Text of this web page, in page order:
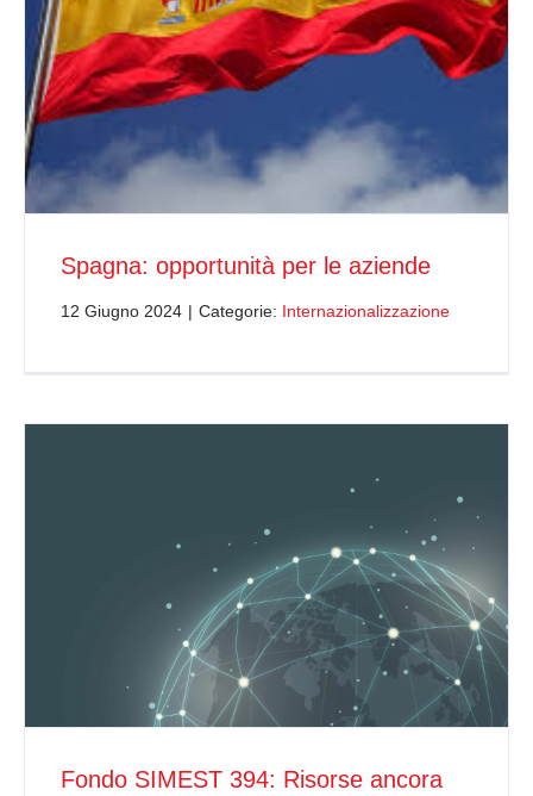
Spagna: opportunità per le aziende
12 Giugno 2024 | Categorie: Internazionalizzazione
Fondo SIMEST 394: Risorse ancora